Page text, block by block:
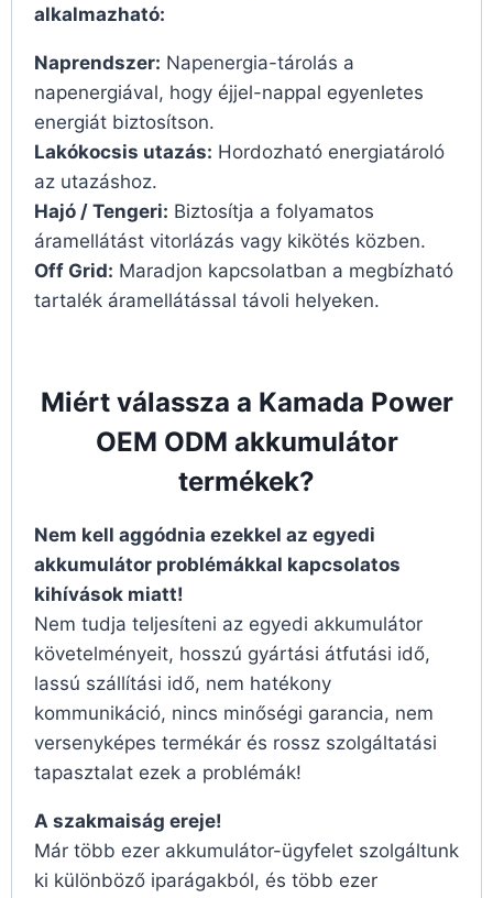
alkalmazható:
Naprendszer: Napenergia-tárolás a
napenergiával, hogy éjjel-nappal egyenletes
energiát biztosítson.
Lakókocsis utazás: Hordozható energiatároló
az utazáshoz.
Hajó / Tengeri: Biztosítja a folyamatos
áramellátást vitorlázás vagy kikötés közben.
Off Grid: Maradjon kapcsolatban a megbízható
tartalék áramellátással távoli helyeken.
Miért válassza a Kamada Power
OEM ODM akkumulátor
termékek?
Nem kell aggódnia ezekkel az egyedi
akkumulátor problémákkal kapcsolatos
kihívások miatt!
Nem tudja teljesíteni az egyedi akkumulátor
követelményeit, hosszú gyártási átfutási idő,
lassú szállítási idő, nem hatékony
kommunikáció, nincs minőségi garancia, nem
versenyképes termékár és rossz szolgáltatási
tapasztalat ezek a problémák!
A szakmaiság ereje!
Már több ezer akkumulátor-ügyfelet szolgáltunk
ki különböző iparágakból, és több ezer